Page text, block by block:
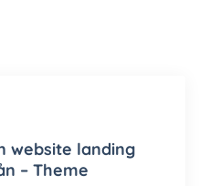
.org (1 năm)
năm) (+550,000₫)
website landing
– Theme